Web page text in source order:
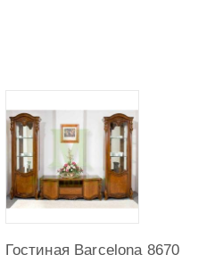
Гостиная Barcelona 8670